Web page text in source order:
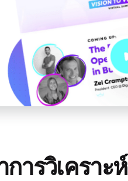
ารวิเคราะห์